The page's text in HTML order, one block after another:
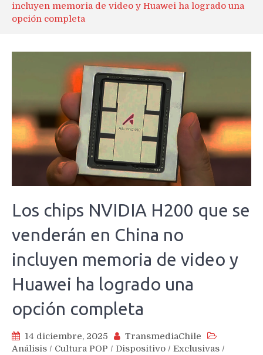
incluyen memoria de video y Huawei ha logrado una
opción completa
Los chips NVIDIA H200 que se
venderán en China no
incluyen memoria de video y
Huawei ha logrado una
opción completa
14 diciembre, 2025
TransmediaChile
Análisis / Cultura POP / Dispositivo / Exclusivas /